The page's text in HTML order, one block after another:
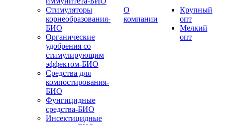
Стимуляторы
корнеобразования-
БИО
Органические
удобрения со
стимулирующим
эффектом-БИО
Средства для
компостирования-
БИО
Фунгицидные
средства-БИО
Инсектицидные
О
компании
Крупный
опт
Мелкий
опт